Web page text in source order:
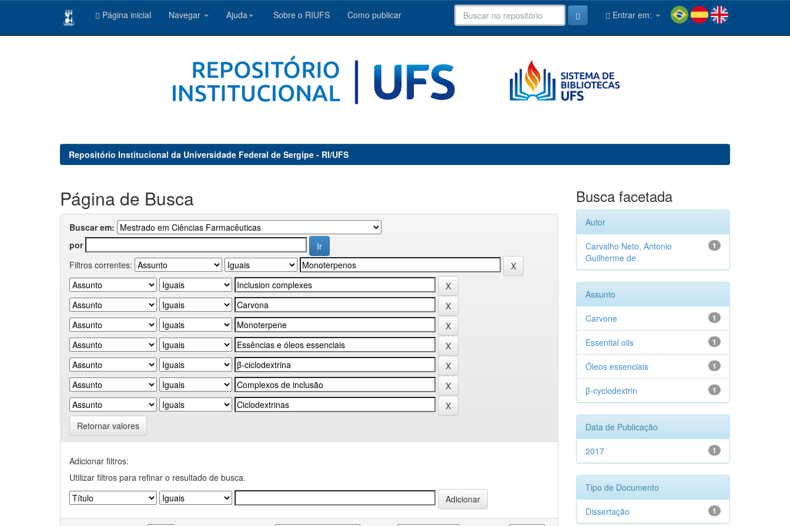
Página inicial Navegar Ajuda Sobre o RIUFS Como publicar Entrar em:
Repositório Institucional da Universidade Federal de Sergipe - RI/UFS
Página de Busca
Buscar em:
por
Filtros correntes:
Retornar valores
Adicionar filtros:
Utilizar filtros para refinar o resultado de busca.
Busca facetada
Autor
1
Carvalho Neto, Antonio
Guilherme de
Assunto
1
Carvone
1
Essential oils
1
Óleos essenciais
1
β-cyclodextrin
Data de Publicação
1
2017
Tipo de Documento
1
Dissertação